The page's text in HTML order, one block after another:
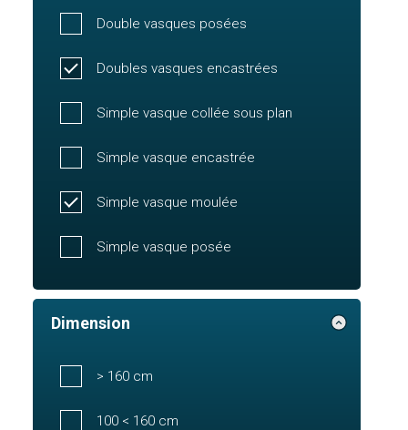
Double vasques posées
Doubles vasques encastrées
Simple vasque collée sous plan
Simple vasque encastrée
Simple vasque moulée
Simple vasque posée
Dimension
> 160 cm
100 < 160 cm